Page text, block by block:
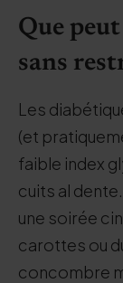
Que
sans
Les
(et
faible index
cuits al
une soirée
carottes ou
concombre